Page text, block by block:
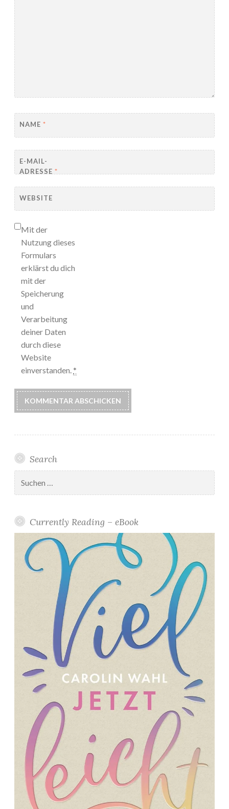
NAME *
E-MAIL-
ADRESSE *
WEBSITE
Mit der
Nutzung dieses
Formulars
erklärst du dich
mit der
Speicherung
und
Verarbeitung
deiner Daten
durch diese
Website
einverstanden. *
Search
nach:
Currently Reading – eBook